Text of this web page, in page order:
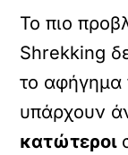
Το πιο
Shrekking
το αφήγημα
υπάρχουν
κατώτεροι